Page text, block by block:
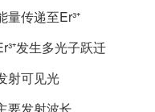
量传递至Er³⁺
发生多光子跃迁
射可见光